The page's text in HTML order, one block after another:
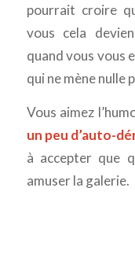
pourrait croire
vous cela
quand vous vous
qui ne mène nulle
Vous aimez
un peu d’auto-
à accepter que
amuser la galerie.